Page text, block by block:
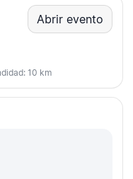
Abrir evento
10 km